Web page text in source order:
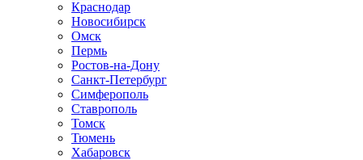
Краснодар
Новосибирск
Омск
Пермь
Ростов-на-Дону
Санкт-Петербург
Симферополь
Ставрополь
Томск
Тюмень
Хабаровск